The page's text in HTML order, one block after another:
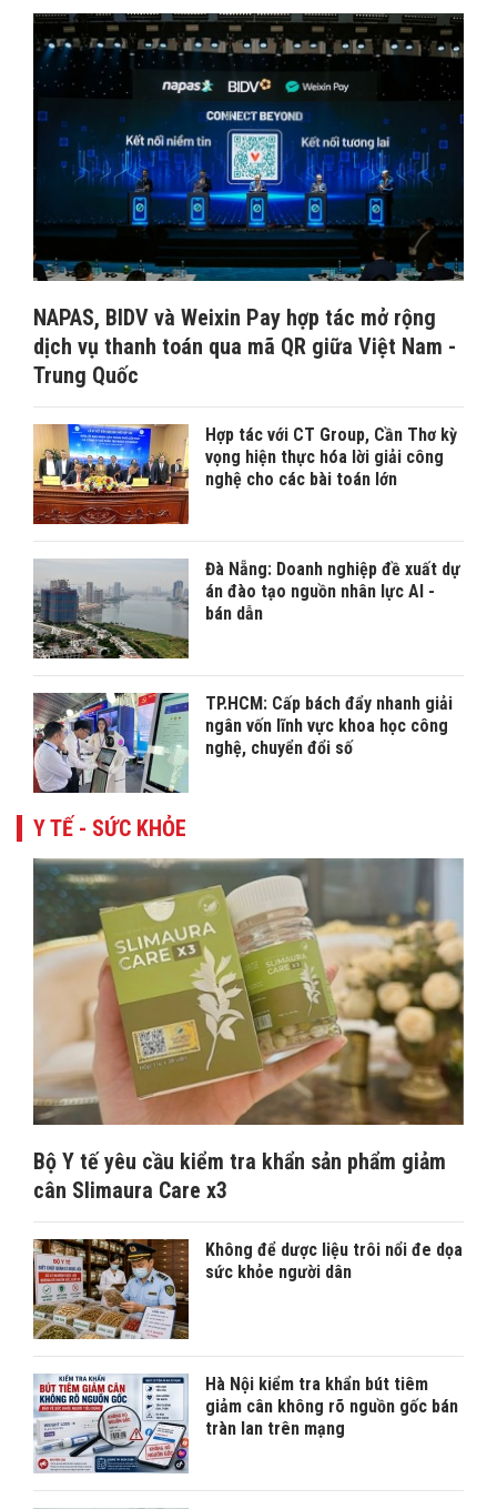
NAPAS, BIDV và Weixin Pay hợp tác mở rộng
dịch vụ thanh toán qua mã QR giữa Việt Nam -
Trung Quốc
Hợp tác với CT Group, Cần Thơ kỳ
vọng hiện thực hóa lời giải công
nghệ cho các bài toán lớn
Đà Nẵng: Doanh nghiệp đề xuất dự
án đào tạo nguồn nhân lực AI -
bán dẫn
TP.HCM: Cấp bách đẩy nhanh giải
ngân vốn lĩnh vực khoa học công
nghệ, chuyển đổi số
Y TẾ - SỨC KHỎE
Bộ Y tế yêu cầu kiểm tra khẩn sản phẩm giảm
cân Slimaura Care x3
Không để dược liệu trôi nổi đe dọa
sức khỏe người dân
Hà Nội kiểm tra khẩn bút tiêm
giảm cân không rõ nguồn gốc bán
tràn lan trên mạng